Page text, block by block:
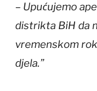
– Upućujemo
distrikta BiH da
vremenskom
djela.”